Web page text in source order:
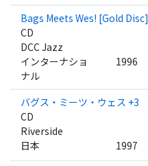
Bags Meets Wes! [Gold Disc]
CD
DCC Jazz
インターナショ
ナル
1996
バグス・ミーツ・ウェス +3
CD
Riverside
日本
1997